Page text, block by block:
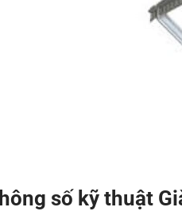
số kỹ thuật